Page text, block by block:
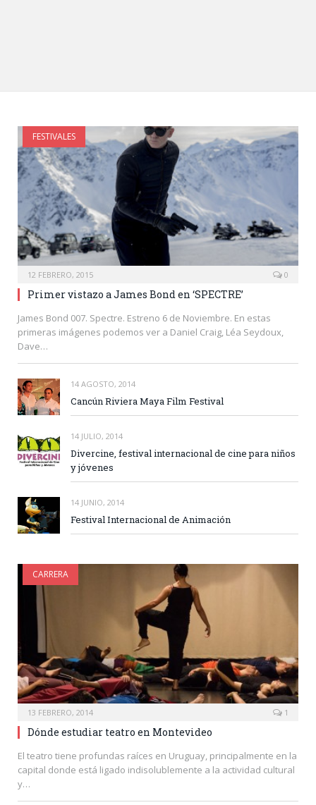
FESTIVALES
12 FEBRERO, 2015 0
Primer vistazo a James Bond en ‘SPECTRE’
James Bond 007. Spectre. Estreno 6 de Noviembre. En estas
primeras imágenes podemos ver a Daniel Craig, Léa Seydoux,
Dave…
14 AGOSTO, 2014
Cancún Riviera Maya Film Festival
14 JULIO, 2014
Divercine, festival internacional de cine para niños
y jóvenes
14 JUNIO, 2014
Festival Internacional de Animación
CARRERA
13 FEBRERO, 2014 1
Dónde estudiar teatro en Montevideo
El teatro tiene profundas raíces en Uruguay, principalmente en la
capital donde está ligado indisolublemente a la actividad cultural
y…